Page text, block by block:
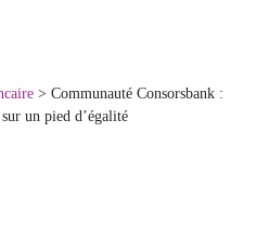
> Communauté Consorsbank :
un pied d’égalité